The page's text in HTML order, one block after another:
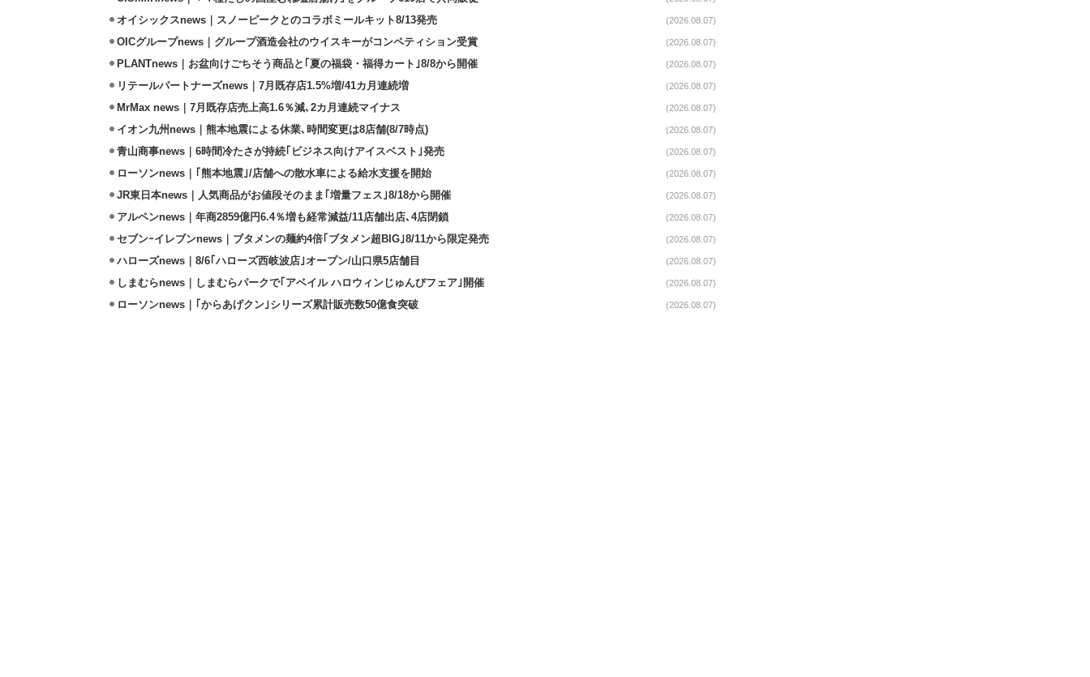
オイシックスnews｜スノーピークとのコラボミールキット8/13発売 (2026.08.07)
OICグループnews｜グループ酒造会社のウイスキーがコンペティション受賞 (2026.08.07)
PLANTnews｜お盆向けごちそう商品と｢夏の福袋・福得カート｣8/8から開催 (2026.08.07)
リテールパートナーズnews｜7月既存店1.5%増/41カ月連続増 (2026.08.07)
MrMax news｜7月既存店売上高1.6％減､2カ月連続マイナス (2026.08.07)
イオン九州news｜熊本地震による休業､時間変更は8店舗(8/7時点) (2026.08.07)
青山商事news｜6時間冷たさが持続｢ビジネス向けアイスベスト｣発売 (2026.08.07)
ローソンnews｜｢熊本地震｣/店舗への散水車による給水支援を開始 (2026.08.07)
JR東日本news｜人気商品がお値段そのまま｢増量フェス｣8/18から開催 (2026.08.07)
アルペンnews｜年商2859億円6.4％増も経常減益/11店舗出店､4店閉鎖 (2026.08.07)
セブンｰイレブンnews｜ブタメンの麺約4倍｢ブタメン超BIG｣8/11から限定発売 (2026.08.07)
ハローズnews｜8/6｢ハローズ西岐波店｣オープン/山口県5店舗目 (2026.08.07)
しまむらnews｜しまむらパークで｢アベイル ハロウィンじゅんびフェア｣開催 (2026.08.07)
ローソンnews｜｢からあげクン｣シリーズ累計販売数50億食突破 (2026.08.07)